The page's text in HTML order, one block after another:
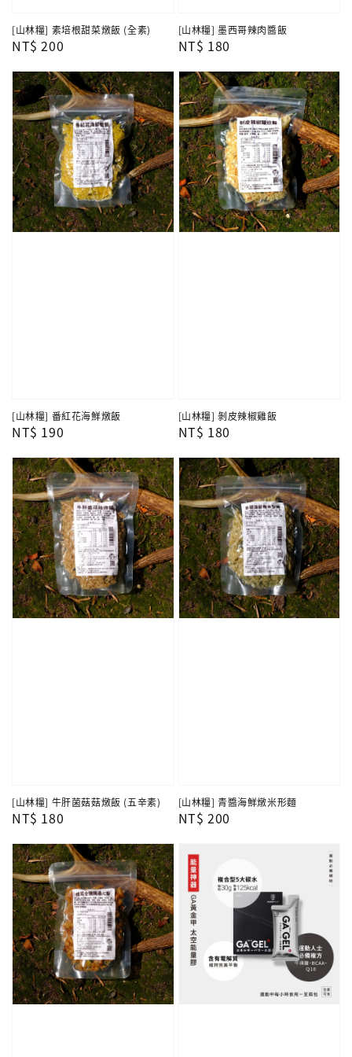
[山林糧] 素培根甜菜燉飯 (全素)
Regular
NT$ 200
[山林糧] 墨西哥辣肉醬飯
Regular
NT$ 180
[山林糧] 番紅花海鮮燉飯
Regular
NT$ 190
[山林糧] 剝皮辣椒雞飯
Regular
NT$ 180
[山林糧] 牛肝菌菇菇燉飯 (五辛素)
Regular
NT$ 180
[山林糧] 青醬海鮮燉米形麵
Regular
NT$ 200